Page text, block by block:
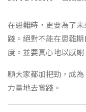
在患難時，更要為了
踐。絕對不能在患難
度。並要真心地以感
願大家都加把勁，成
力量地去實踐。